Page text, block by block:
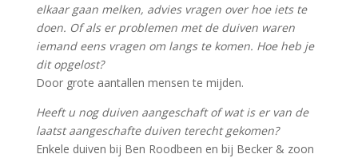
elkaar gaan melken, advies vragen over hoe iets te
doen. Of als er problemen met de duiven waren
iemand eens vragen om langs te komen. Hoe heb je
dit opgelost?
Door grote aantallen mensen te mijden.
Heeft u nog duiven aangeschaft of wat is er van de
laatst aangeschafte duiven terecht gekomen?
Enkele duiven bij Ben Roodbeen en bij Becker & zoon